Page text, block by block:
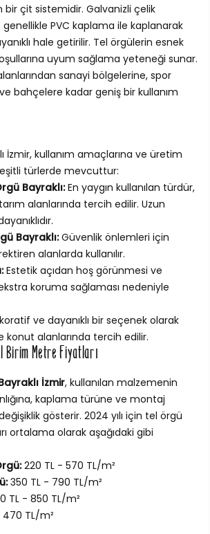
bir çit sistemidir. Galvanizli çelik
PVC kaplama ile kaplanarak
hale getirilir. Tel örgülerin esnek
uyum sağlama yeteneği sunar.
sanayi bölgelerine, spor
bahçelere kadar geniş bir kullanım
İzmir, kullanım amaçlarına ve üretim
türlerde mevcuttur:
Bayraklı:En yaygın kullanılan türdür,
alanlarında tercih edilir. Uzun
Bayraklı:Güvenlik önlemleri için
alanlarda kullanılır.
Estetik açıdan hoş görünmesi ve
koruma sağlaması nedeniyle
ve dayanıklı bir seçenek olarak
konut alanlarında tercih edilir.
Birim Metre Fiyatları
İzmir, kullanılan malzemenin
kaplama türüne ve montaj
gösterir. 2024 yılı için tel örgü
ortalama olarak aşağıdaki gibi
220 TL - 570 TL/m²
350 TL - 790 TL/m²
TL - 850 TL/m²
TL/m²